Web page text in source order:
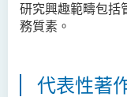
研究興趣範疇包括
務質素。
代表性著